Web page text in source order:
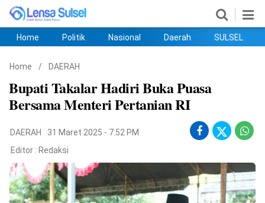
Home Politik Nasional Daerah SULSEL
Home / DAERAH
Bupati Takalar Hadiri Buka Puasa
Bersama Menteri Pertanian RI
DAERAH
31 Maret 2025 - 7:52 PM
Editor : Redaksi